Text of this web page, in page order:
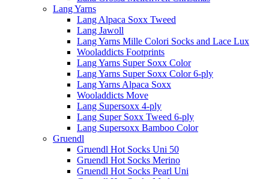
Lang Yarns
Lang Alpaca Soxx Tweed
Lang Jawoll
Lang Yarns Mille Colori Socks and Lace Lux
Wooladdicts Footprints
Lang Yarns Super Soxx Color
Lang Yarns Super Soxx Color 6-ply
Lang Yarns Alpaca Soxx
Wooladdicts Move
Lang Supersoxx 4-ply
Lang Super Soxx Tweed 6-ply
Lang Supersoxx Bamboo Color
Gruendl
Gruendl Hot Socks Uni 50
Gruendl Hot Socks Merino
Gruendl Hot Socks Pearl Uni